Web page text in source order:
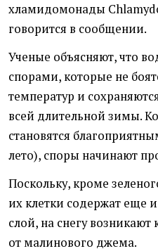
хламидомонады
говорится в сообщении.
Ученые объясняют, что
спорами, которые не
температур и
всей длительной зимы.
становятся
лето), споры начинают
Поскольку, кроме
их клетки содержат еще
слой, на снегу возникают
от малинового джема.